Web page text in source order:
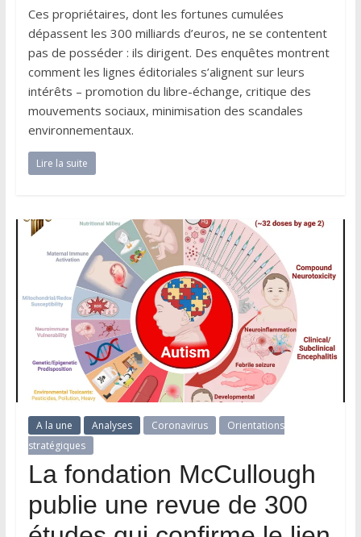
Ces propriétaires, dont les fortunes cumulées
dépassent les 300 milliards d’euros, ne se contentent
pas de posséder : ils dirigent. Des enquêtes montrent
comment les lignes éditoriales s’alignent sur leurs
intérêts – promotion du libre-échange, critique des
mouvements sociaux, minimisation des scandales
environnementaux.
Lire la suite
A la une Analyses Coronavirus
Orientations
stratégiques
La fondation McCullough
publie une revue de 300